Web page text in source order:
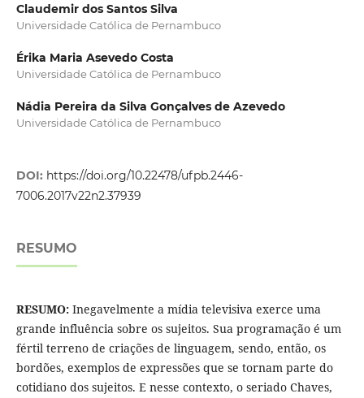
Claudemir dos Santos Silva
Universidade Católica de Pernambuco
Érika Maria Asevedo Costa
Universidade Católica de Pernambuco
Nádia Pereira da Silva Gonçalves de Azevedo
Universidade Católica de Pernambuco
DOI: https://doi.org/10.22478/ufpb.2446-
7006.2017v22n2.37939
RESUMO
RESUMO:Inegavelmente a mídia televisiva exerce uma
grande influência sobre os sujeitos. Sua programação é um
fértil terreno de criações de linguagem, sendo, então, os
bordões, exemplos de expressões que se tornam parte do
cotidiano dos sujeitos. E nesse contexto, o seriado Chaves,